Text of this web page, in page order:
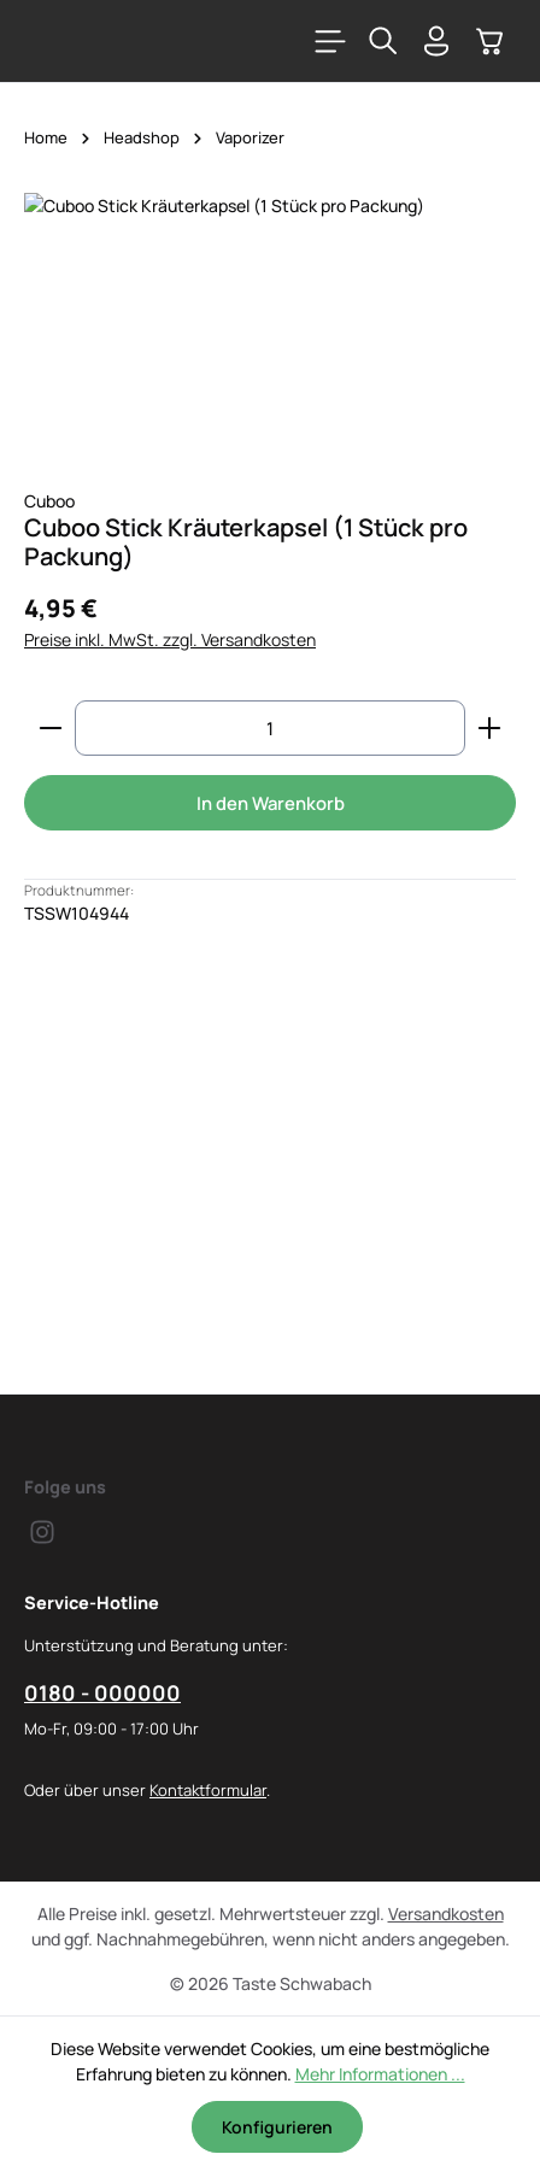
Home Headshop Vaporizer
Bildergalerie überspringen
Cuboo
Cuboo Stick Kräuterkapsel (1 Stück pro
Packung)
4,95 €
Preise inkl. MwSt. zzgl. Versandkosten
Produkt Anzahl: Gib den gewünschten Wert
In den Warenkorb
Produktnummer:
TSSW104944
Folge uns
Service-Hotline
Unterstützung und Beratung unter:
0180 - 000000
Mo-Fr, 09:00 - 17:00 Uhr
Oder über unser Kontaktformular.
© 2026 Taste Schwabach
Alle Preise inkl. gesetzl. Mehrwertsteuer zzgl. Versandkosten
und ggf. Nachnahmegebühren, wenn nicht anders angegeben.
Diese Website verwendet Cookies, um eine bestmögliche
Erfahrung bieten zu können. Mehr Informationen ...
Konfigurieren